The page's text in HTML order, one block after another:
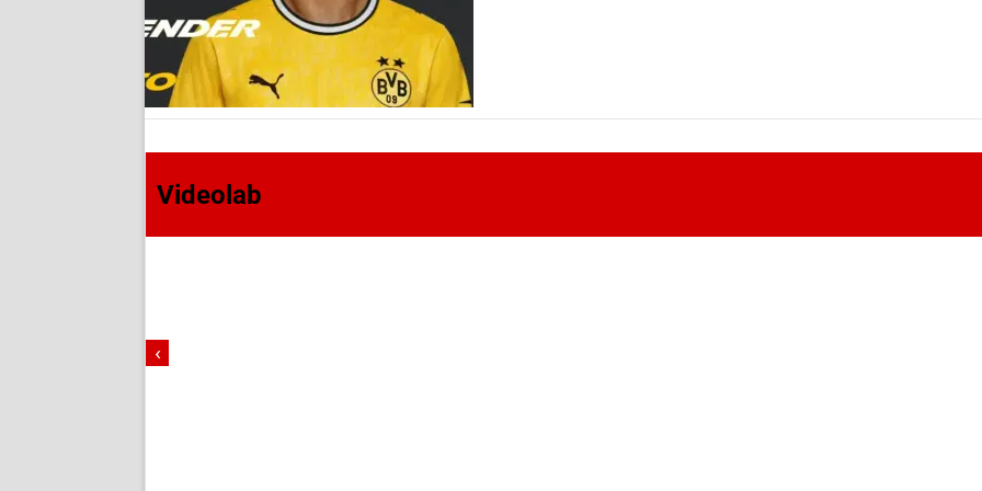
Videolab
‹